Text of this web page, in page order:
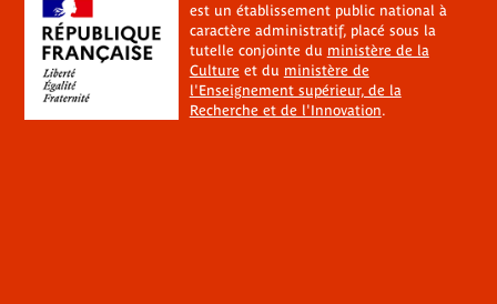
est un établissement public national à
caractère administratif, placé sous la
tutelle conjointe du ministère de la
Cultureet du ministère de
l'Enseignement supérieur, de la
Recherche et de l'Innovation.